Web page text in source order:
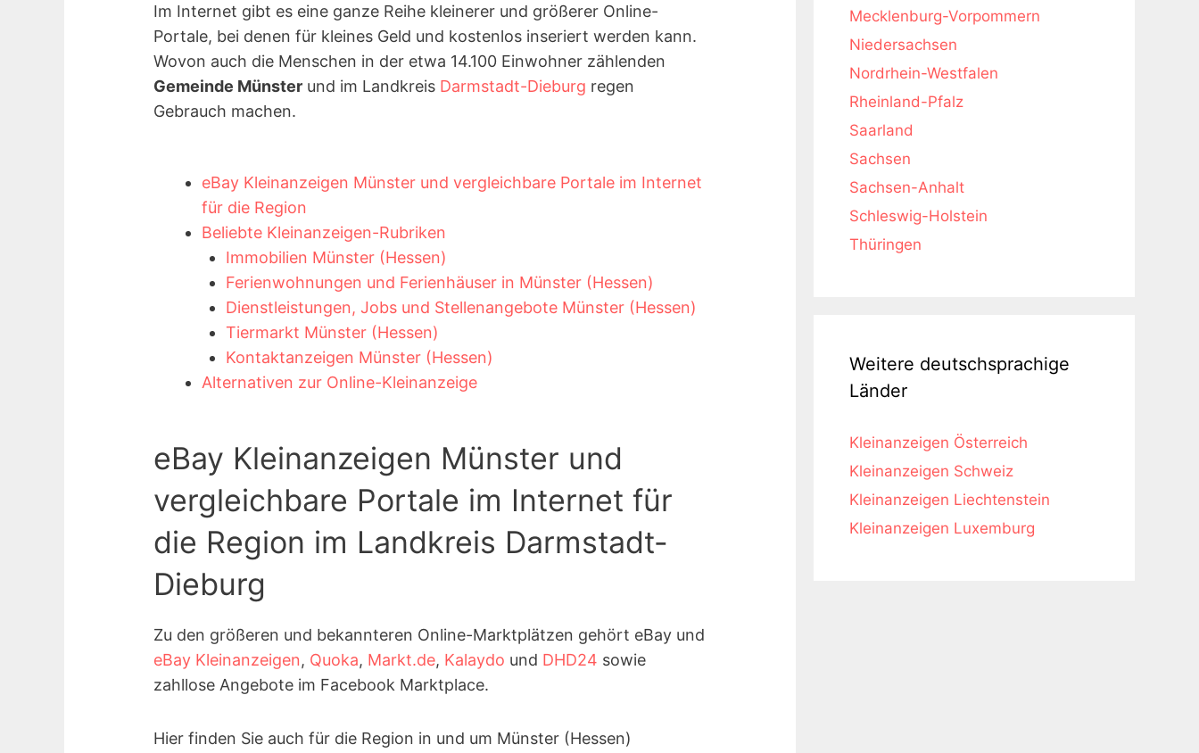
Im Internet gibt es eine ganze Reihe kleinerer und größerer Online-
Portale, bei denen für kleines Geld und kostenlos inseriert werden kann.
Wovon auch die Menschen in der etwa 14.100 Einwohner zählenden
Gemeinde Münster und im Landkreis Darmstadt-Dieburg regen
Gebrauch machen.
eBay Kleinanzeigen Münster und vergleichbare Portale im Internet
für die Region
Beliebte Kleinanzeigen-Rubriken
Immobilien Münster (Hessen)
Ferienwohnungen und Ferienhäuser in Münster (Hessen)
Dienstleistungen, Jobs und Stellenangebote Münster (Hessen)
Tiermarkt Münster (Hessen)
Kontaktanzeigen Münster (Hessen)
Alternativen zur Online-Kleinanzeige
eBay Kleinanzeigen Münster und
vergleichbare Portale im Internet für
die Region im Landkreis Darmstadt-
Dieburg
Zu den größeren und bekannteren Online-Marktplätzen gehört eBay und
eBay Kleinanzeigen, Quoka, Markt.de, Kalaydo und DHD24 sowie
zahllose Angebote im Facebook Marktplace.
Hier finden Sie auch für die Region in und um Münster (Hessen)
Mecklenburg-Vorpommern
Niedersachsen
Nordrhein-Westfalen
Rheinland-Pfalz
Saarland
Sachsen
Sachsen-Anhalt
Schleswig-Holstein
Thüringen
Weitere deutschsprachige
Länder
Kleinanzeigen Österreich
Kleinanzeigen Schweiz
Kleinanzeigen Liechtenstein
Kleinanzeigen Luxemburg